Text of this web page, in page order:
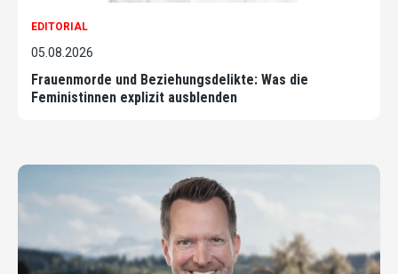
EDITORIAL
05.08.2026
Frauenmorde und Beziehungsdelikte: Was die
Feministinnen explizit ausblenden